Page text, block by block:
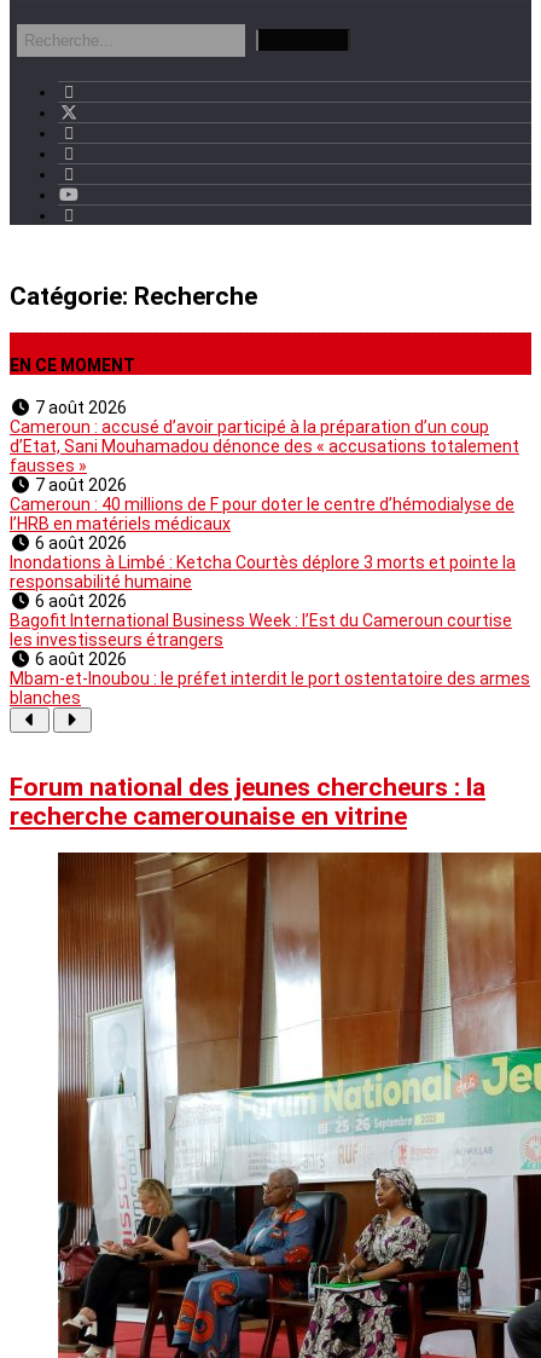
Catégorie: Recherche
EN CE MOMENT
7 août 2026
Cameroun : accusé d’avoir participé à la préparation d’un coup
d’Etat, Sani Mouhamadou dénonce des « accusations totalement
fausses »
7 août 2026
Cameroun : 40 millions de F pour doter le centre d’hémodialyse de
l’HRB en matériels médicaux
6 août 2026
Inondations à Limbé : Ketcha Courtès déplore 3 morts et pointe la
responsabilité humaine
6 août 2026
Bagofit International Business Week : l’Est du Cameroun courtise
les investisseurs étrangers
6 août 2026
Mbam-et-Inoubou : le préfet interdit le port ostentatoire des armes
blanches
Forum national des jeunes chercheurs : la
recherche camerounaise en vitrine